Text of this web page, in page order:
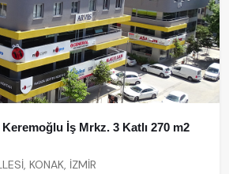
Keremoğlu İş Mrkz. 3 Katlı 270 m2
KONAK, İZMİR